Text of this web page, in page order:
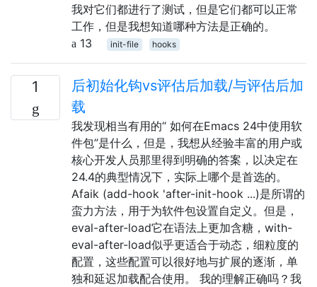
我对它们都进行了测试，但是它们都可以正常
工作，但是我想知道哪种方法是正确的。
13
init-file hooks
1
后初始化钩vs评估后加载/与评估后加
载
我发现相当有用的“ 如何在Emacs 24中使用软
件包”是什么，但是，我想从经验丰富的用户或
核心开发人员那里得到明确的答案，以决定在
24.4的典型情况下，实际上哪个是首选的。
Afaik (add-hook 'after-init-hook ...)是所谓的
蛮力方法，用于为软件包设置自定义。但是，
eval-after-load它在语法上更加含糖，with-
eval-after-load似乎更适合于动态，细粒度的
配置，这些配置可以很好地与扩展的逐渐，单
独和延迟加载配合使用。 我的理解正确吗？我